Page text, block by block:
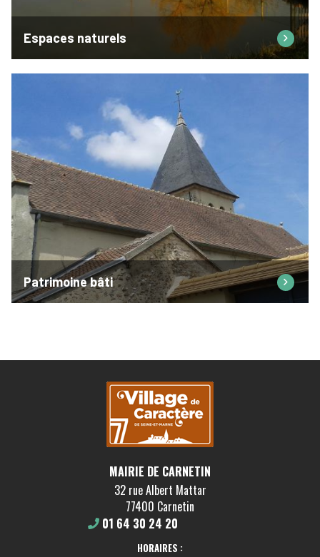
Espaces naturels
Patrimoine bâti
MAIRIE DE CARNETIN
32 rue Albert Mattar
77400 Carnetin
01 64 30 24 20
HORAIRES :